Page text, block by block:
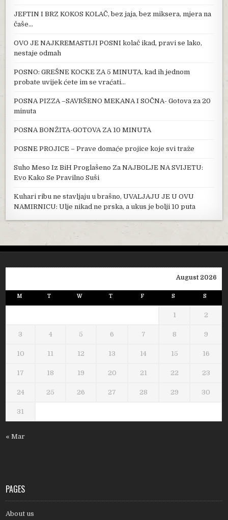
JEFTIN I BRZ KOKOS KOLAČ, bez jaja, bez miksera, mjera na
čaše…
OVO JE NAJKREMASTIJI POSNI kolač ikad, pravi se lako,
nestaje odmah
POSNO: GREŠNE KOCKE ZA 5 MINUTA, kad ih jednom
probate uvijek ćete im se vraćati…
POSNA PIZZA –SAVRŠENO MEKANA I SOČNA- Gotova za 20
minuta
POSNA BONŽITA-GOTOVA ZA 10 MINUTA
POSNE PROJICE – Prave domaće projice koje svi traže
Suho Meso Iz BiH Proglašeno Za NAJB0LJE NA SVIJETU:
Evo Kako Se Pravilno Suši
Kuhari ribu ne stavljaju u brašno, UVALJAJU JE U OVU
NAMIRNICU: Ulje nikad ne prska, a ukus je bolji 10 puta
August 2026
M T W T F S S
1 2
3 4 5 6 7 8 9
10 11 12 13 14 15 16
17 18 19 20 21 22 23
24 25 26 27 28 29 30
31
« Mar
PAGES
About us